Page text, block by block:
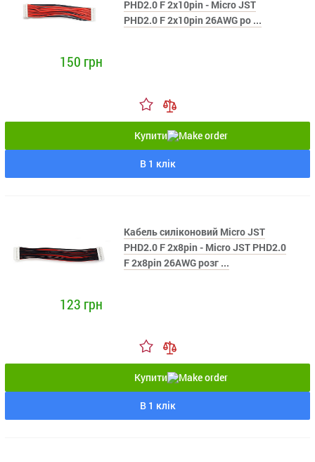
PHD2.0 F 2x10pin - Micro JST
PHD2.0 F 2x10pin 26AWG ро ...
150 грн
Купити
В 1 клік
Кабель силіконовий Micro JST
PHD2.0 F 2x8pin - Micro JST PHD2.0
F 2x8pin 26AWG розг ...
123 грн
Купити
В 1 клік